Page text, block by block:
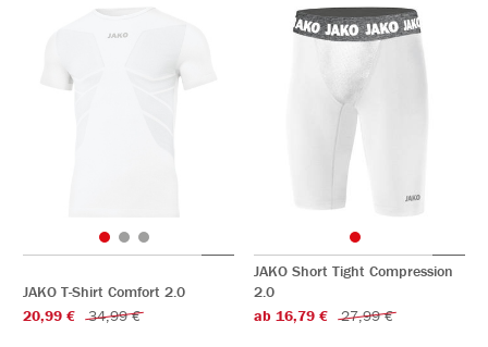
JAKO T-Shirt Comfort 2.0
20,99 €
34,99 €
JAKO Short Tight Compression
2.0
ab 16,79 €
27,99 €